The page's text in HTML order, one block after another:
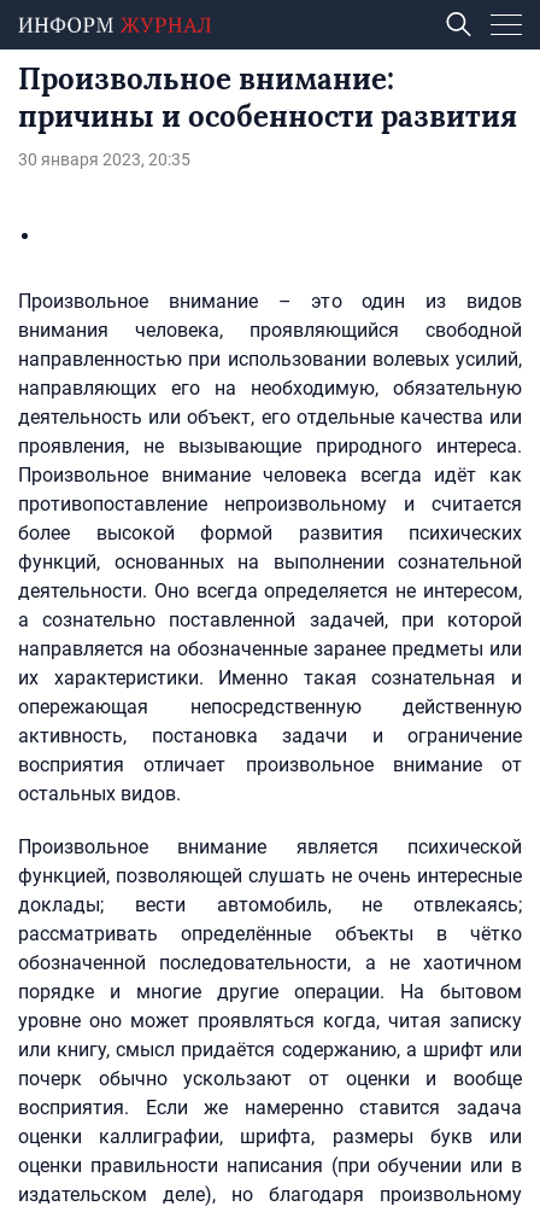
Произвольное внимание:
причины и особенности развития
30 января 2023, 20:35
Произвольное внимание – это один из видов
внимания человека, проявляющийся свободной
направленностью при использовании волевых усилий,
направляющих его на необходимую, обязательную
деятельность или объект, его отдельные качества или
проявления, не вызывающие природного интереса.
Произвольное внимание человека всегда идёт как
противопоставление непроизвольному и считается
более высокой формой развития психических
функций, основанных на выполнении сознательной
деятельности. Оно всегда определяется не интересом,
а сознательно поставленной задачей, при которой
направляется на обозначенные заранее предметы или
их характеристики. Именно такая сознательная и
опережающая непосредственную действенную
активность, постановка задачи и ограничение
восприятия отличает произвольное внимание от
остальных видов.
Произвольное внимание является психической
функцией, позволяющей слушать не очень интересные
доклады; вести автомобиль, не отвлекаясь;
рассматривать определённые объекты в чётко
обозначенной последовательности, а не хаотичном
порядке и многие другие операции. На бытовом
уровне оно может проявляться когда, читая записку
или книгу, смысл придаётся содержанию, а шрифт или
почерк обычно ускользают от оценки и вообще
восприятия. Если же намеренно ставится задача
оценки каллиграфии, шрифта, размеры букв или
оценки правильности написания (при обучении или в
издательском деле), но благодаря произвольному